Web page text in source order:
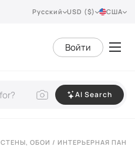
Русский USD ($) США
Войти
AI Search
СТЕНЫ, ОБОИ / ИНТЕРЬЕРНАЯ